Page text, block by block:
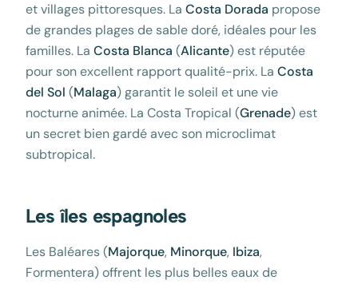
et villages pittoresques. La Costa Dorada propose
de grandes plages de sable doré, idéales pour les
familles. La Costa Blanca (Alicante) est réputée
pour son excellent rapport qualité-prix. La Costa
del Sol (Malaga) garantit le soleil et une vie
nocturne animée. La Costa Tropical (Grenade) est
un secret bien gardé avec son microclimat
subtropical.
Les îles espagnoles
Les Baléares (Majorque, Minorque, Ibiza,
Formentera) offrent les plus belles eaux de